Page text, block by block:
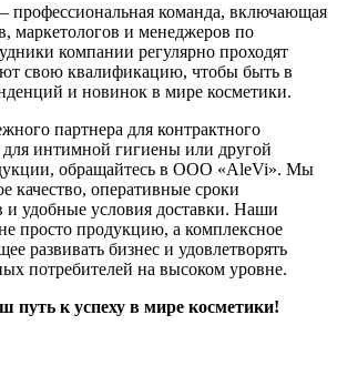
профессиональная команда, включающая
маркетологов и менеджеров по
компании регулярно проходят
свою квалификацию, чтобы быть в
и новинок в мире косметики.
партнера для контрактного
для интимной гигиены или другой
обращайтесь в ООО «AleVi». Мы
качество, оперативные сроки
и удобные условия доставки. Наши
просто продукцию, а комплексное
развивать бизнес и удовлетворять
потребителей на высоком уровне.
к успеху в мире косметики!